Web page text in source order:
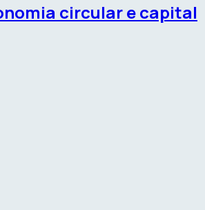
circular e capital